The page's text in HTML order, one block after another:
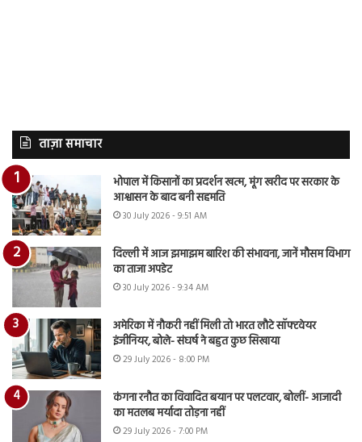
ताज़ा समाचार
भोपाल में किसानों का प्रदर्शन खत्म, मूंग खरीद पर सरकार के
आश्वासन के बाद बनी सहमति
30 July 2026 - 9:51 AM
दिल्ली में आज झमाझम बारिश की संभावना, जानें मौसम विभाग
का ताजा अपडेट
30 July 2026 - 9:34 AM
अमेरिका में नौकरी नहीं मिली तो भारत लौटे सॉफ्टवेयर
इंजीनियर, बोले- संघर्ष ने बहुत कुछ सिखाया
29 July 2026 - 8:00 PM
कंगना रनौत का विवादित बयान पर पलटवार, बोलीं- आजादी
का मतलब मर्यादा तोड़ना नहीं
29 July 2026 - 7:00 PM